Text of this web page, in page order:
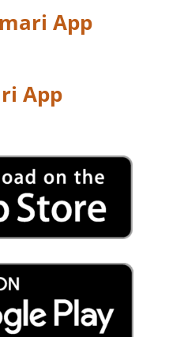
App
App